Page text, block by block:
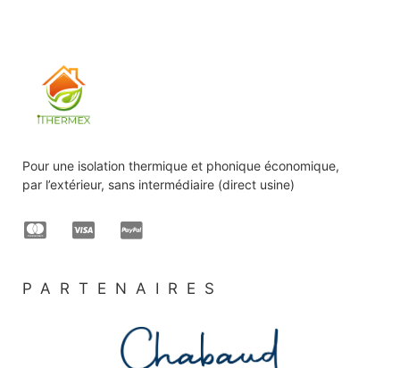
Pour une isolation thermique et phonique économique,
par l’extérieur, sans intermédiaire (direct usine)
PARTENAIRES